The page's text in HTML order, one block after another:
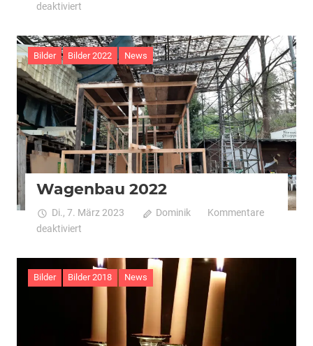
deaktiviert
2022
Bilder Bilder 2022 News
Wagenbau 2022
Di., 7. März 2023 Dominik
Kommentare
deaktiviert
2022
Bilder Bilder 2018 News